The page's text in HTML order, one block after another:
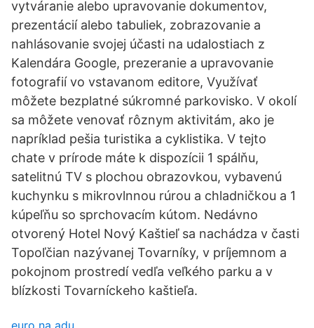
vytváranie alebo upravovanie dokumentov,
prezentácií alebo tabuliek, zobrazovanie a
nahlásovanie svojej účasti na udalostiach z
Kalendára Google, prezeranie a upravovanie
fotografií vo vstavanom editore, Využívať
môžete bezplatné súkromné parkovisko. V okolí
sa môžete venovať rôznym aktivitám, ako je
napríklad pešia turistika a cyklistika. V tejto
chate v prírode máte k dispozícii 1 spálňu,
satelitnú TV s plochou obrazovkou, vybavenú
kuchynku s mikrovlnnou rúrou a chladničkou a 1
kúpeľňu so sprchovacím kútom. Nedávno
otvorený Hotel Nový Kaštieľ sa nachádza v časti
Topoľčian nazývanej Tovarníky, v príjemnom a
pokojnom prostredí vedľa veľkého parku a v
blízkosti Tovarníckeho kaštieľa.
euro na adu